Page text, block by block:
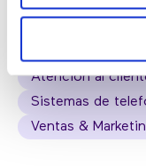
Atención al
Sistemas de
Ventas &